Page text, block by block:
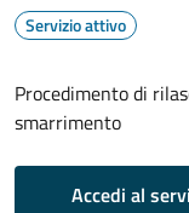
Servizio attivo
Procedimento di
smarrimento
Accedi al